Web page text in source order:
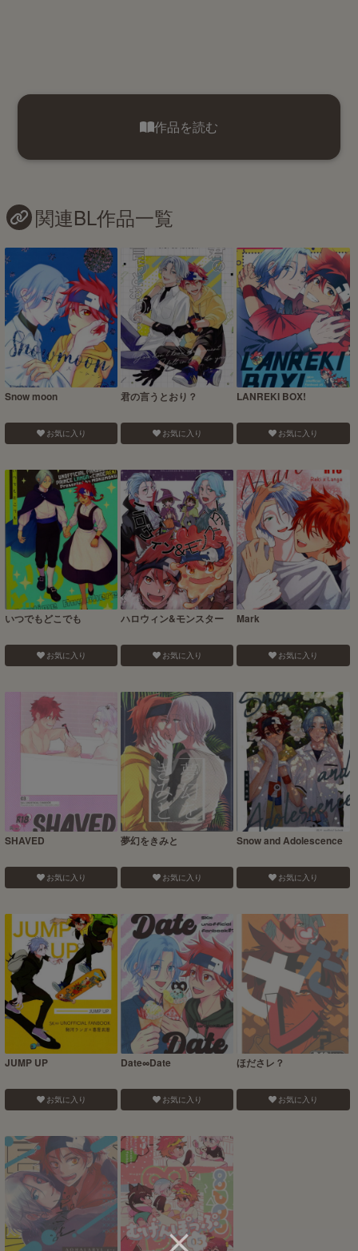
作品を読む
関連BL作品一覧
Snow moon
お気に入り
君の言うとおり？
お気に入り
LANREKI BOX!
お気に入り
いつでもどこでも
お気に入り
ハロウィン&モンスター
お気に入り
Mark
お気に入り
SHAVED
お気に入り
夢幻をきみと
お気に入り
Snow and Adolescence
お気に入り
JUMP UP
お気に入り
Date∞Date
お気に入り
ほださレ？
お気に入り